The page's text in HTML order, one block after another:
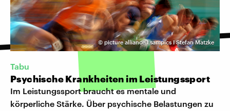
© picture alliance I sampics I Stefan Matzke
Tabu
Psychische Krankheiten im Leistungssport
Im Leistungssport braucht es mentale und
körperliche Stärke. Über psychische Belastungen zu